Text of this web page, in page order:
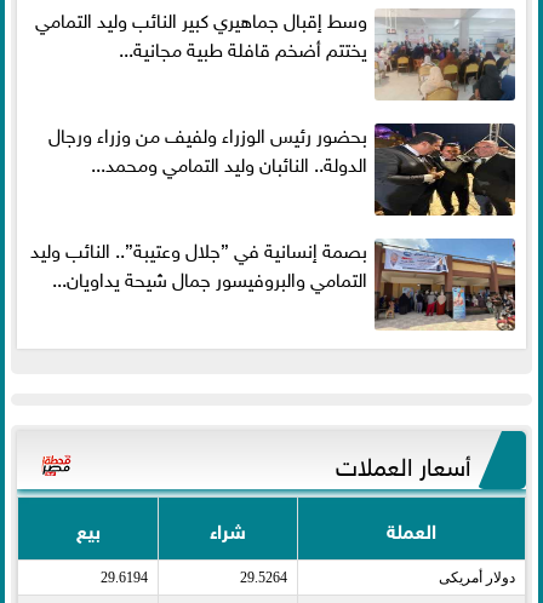
وسط إقبال جماهيري كبير النائب وليد التمامي
يختتم أضخم قافلة طبية مجانية...
بحضور رئيس الوزراء ولفيف من وزراء ورجال
الدولة.. النائبان وليد التمامي ومحمد...
بصمة إنسانية في ”جلال وعتيبة”.. النائب وليد
التمامي والبروفيسور جمال شيحة يداويان...
أسعار العملات
العملة شراء بيع
دولار أمريكى​ 29.5264
29.6194